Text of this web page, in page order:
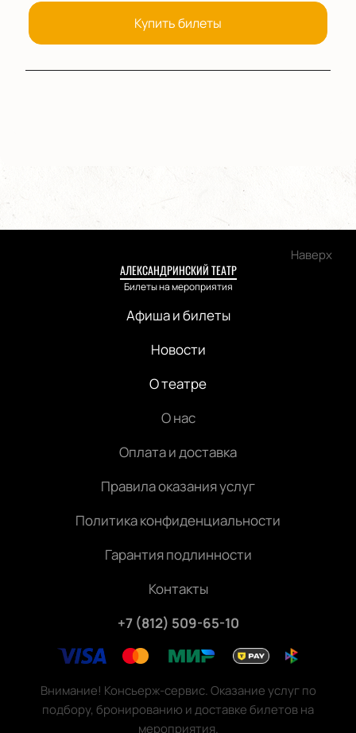
Купить билеты
Наверх
АЛЕКСАНДРИНСКИЙ ТЕАТР
Билеты на мероприятия
Афиша и билеты
Новости
О театре
О нас
Оплата и доставка
Правила оказания услуг
Политика конфиденциальности
Гарантия подлинности
Контакты
+7 (812) 509-65-10
Внимание! Консьерж-сервис. Оказание услуг по
подбору, бронированию и доставке билетов на
мероприятия.